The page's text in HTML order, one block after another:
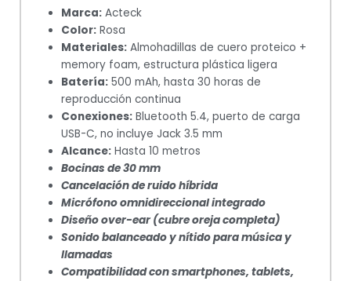
Marca: Acteck
Color: Rosa
Materiales: Almohadillas de cuero proteico +
memory foam, estructura plástica ligera
Batería: 500 mAh, hasta 30 horas de
reproducción continua
Conexiones: Bluetooth 5.4, puerto de carga
USB-C, no incluye Jack 3.5 mm
Alcance: Hasta 10 metros
Bocinas de 30 mm
Cancelación de ruido híbrida
Micrófono omnidireccional integrado
Diseño over-ear (cubre oreja completa)
Sonido balanceado y nítido para música y
llamadas
Compatibilidad con smartphones, tablets,